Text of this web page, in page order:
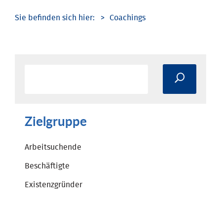
Coachings
Zielgruppe
Arbeitsuchende
Beschäftigte
Existenzgründer